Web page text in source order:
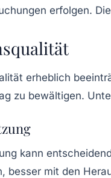
erfolgen.
erheblich
zu bewältigen.
kann
besser mit den